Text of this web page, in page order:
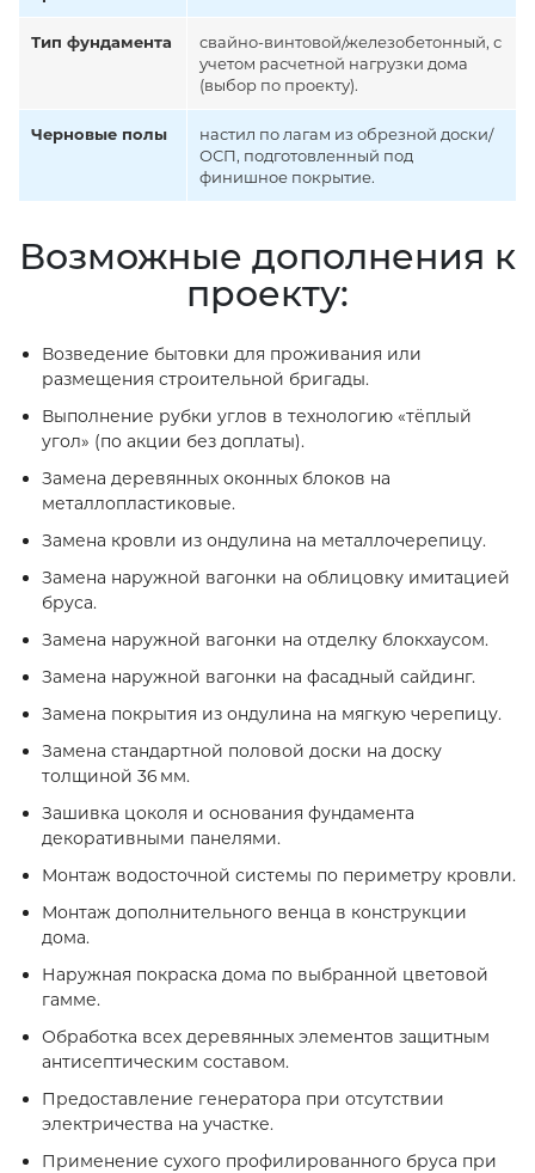
Тип фундамента
свайно-винтовой/железобетонный, с
учетом расчетной нагрузки дома
(выбор по проекту).
Черновые полы
настил по лагам из обрезной доски/
ОСП, подготовленный под
финишное покрытие.
Возможные дополнения к
проекту:
Возведение бытовки для проживания или
размещения строительной бригады.
Выполнение рубки углов в технологию «тёплый
угол» (по акции без доплаты).
Замена деревянных оконных блоков на
металлопластиковые.
Замена кровли из ондулина на металлочерепицу.
Замена наружной вагонки на облицовку имитацией
бруса.
Замена наружной вагонки на отделку блокхаусом.
Замена наружной вагонки на фасадный сайдинг.
Замена покрытия из ондулина на мягкую черепицу.
Замена стандартной половой доски на доску
толщиной 36 мм.
Зашивка цоколя и основания фундамента
декоративными панелями.
Монтаж водосточной системы по периметру кровли.
Монтаж дополнительного венца в конструкции
дома.
Наружная покраска дома по выбранной цветовой
гамме.
Обработка всех деревянных элементов защитным
антисептическим составом.
Предоставление генератора при отсутствии
электричества на участке.
Применение сухого профилированного бруса при